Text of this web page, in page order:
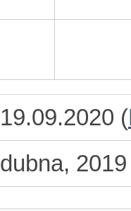
19.09.2020 (
dubna, 2019